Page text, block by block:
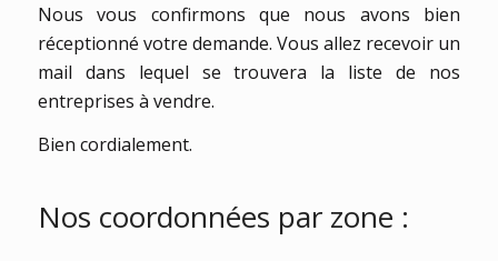
Nous vous confirmons que nous avons bien
réceptionné votre demande. Vous allez recevoir un
mail dans lequel se trouvera la liste de nos
entreprises à vendre.
Bien cordialement.
Nos coordonnées par zone :